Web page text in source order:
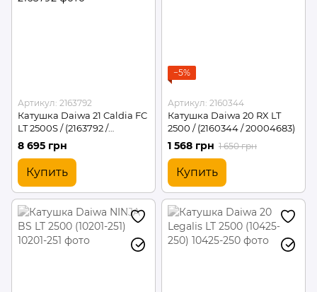
Артикул: 2163792
Катушка Daiwa 21 Caldia FC
LT 2500S / (2163792 /
20004709)
8 695 грн
Купить
−5%
Артикул: 2160344
Катушка Daiwa 20 RX LT
2500 / (2160344 / 20004683)
1 568 грн 1 650 грн
Купить